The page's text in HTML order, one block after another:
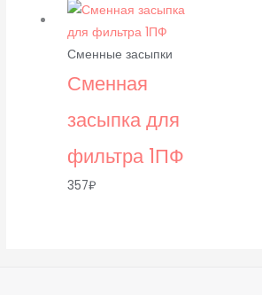
Сменные засыпки
Сменная
засыпка для
фильтра 1ПФ
357₽